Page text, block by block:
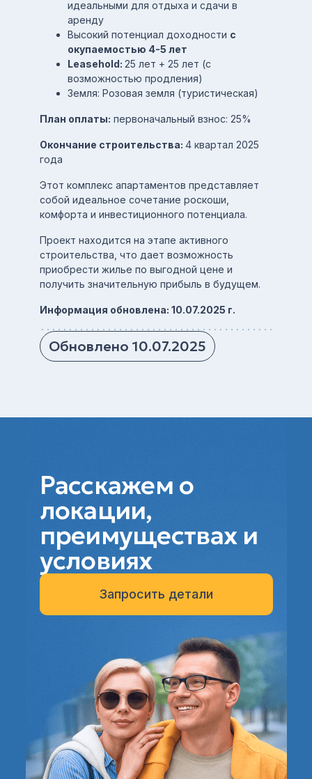
идеальными для отдыха и сдачи в
аренду
Высокий потенциал доходности с
окупаемостью 4-5 лет
Leasehold: 25 лет + 25 лет (с
возможностью продления)
Земля: Розовая земля (туристическая)
План оплаты: первоначальный взнос: 25%
Окончание строительства: 4 квартал 2025
года
Этот комплекс апартаментов представляет
собой идеальное сочетание роскоши,
комфорта и инвестиционного потенциала.
Проект находится на этапе активного
строительства, что дает возможность
приобрести жилье по выгодной цене и
получить значительную прибыль в будущем.
Информация обновлена: 10.07.2025 г.
Обновлено 10.07.2025
Расскажем о
локации,
преимуществах и
условиях
Запросить детали